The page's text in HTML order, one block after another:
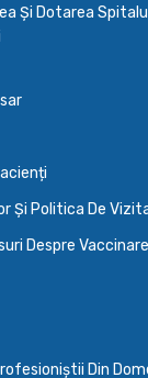
Și Dotarea
Și Politica De
Despre
Din